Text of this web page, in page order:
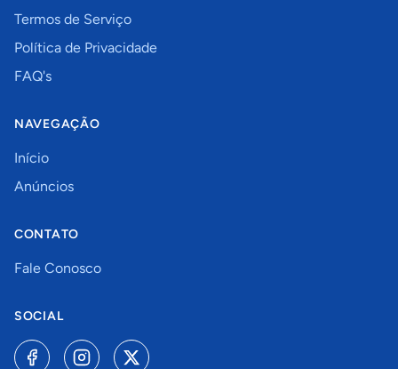
Termos de Serviço
Política de Privacidade
FAQ's
NAVEGAÇÃO
Início
Anúncios
CONTATO
Fale Conosco
SOCIAL